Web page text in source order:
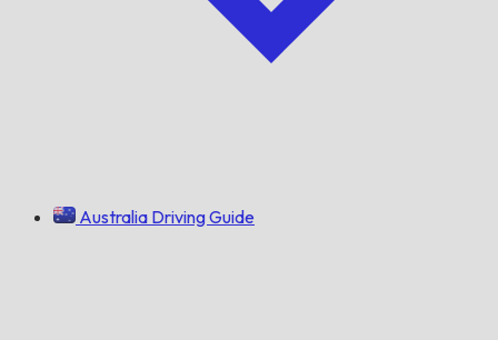
Australia Driving Guide